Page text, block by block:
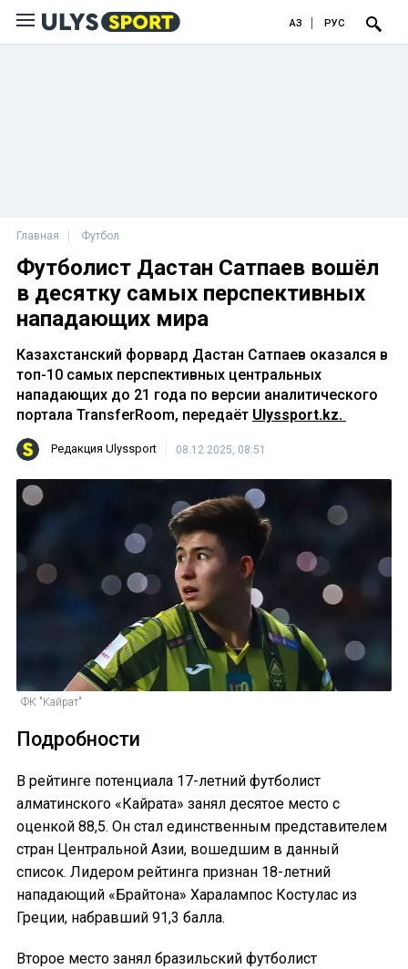
ҚАЗ РУС
Главная Футбол
Футболист Дастан Сатпаев вошёл
в десятку самых перспективных
нападающих мира
Казахстанский форвард Дастан Сатпаев оказался в
топ-10 самых перспективных центральных
нападающих до 21 года по версии аналитического
портала TransferRoom, передаёт Ulyssport.kz.
Редакция Ulyssport 08.12.2025, 08:51
ФК "Кайрат"
Подробности
В рейтинге потенциала 17-летний футболист
алматинского «Кайрата» занял десятое место с
оценкой 88,5. Он стал единственным представителем
стран Центральной Азии, вошедшим в данный
список. Лидером рейтинга признан 18-летний
нападающий «Брайтона» Харалампос Костулас из
Греции, набравший 91,3 балла.
Второе место занял бразильский футболист